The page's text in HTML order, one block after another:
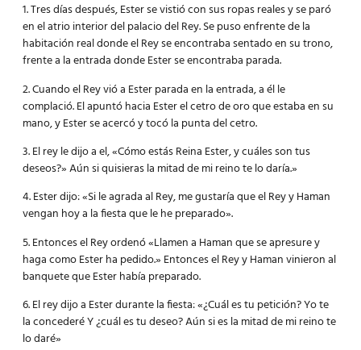
1. Tres días después, Ester se vistió con sus ropas reales y se paró
en el atrio interior del palacio del Rey. Se puso enfrente de la
habitación real donde el Rey se encontraba sentado en su trono,
frente a la entrada donde Ester se encontraba parada.
2. Cuando el Rey vió a Ester parada en la entrada, a él le
complació. El apuntó hacia Ester el cetro de oro que estaba en su
mano, y Ester se acercó y tocó la punta del cetro.
3. El rey le dijo a el, «Cómo estás Reina Ester, y cuáles son tus
deseos?» Aún si quisieras la mitad de mi reino te lo daría.»
4. Ester dijo: «Si le agrada al Rey, me gustaría que el Rey y Haman
vengan hoy a la fiesta que le he preparado».
5. Entonces el Rey ordenó «Llamen a Haman que se apresure y
haga como Ester ha pedido.» Entonces el Rey y Haman vinieron al
banquete que Ester había preparado.
6. El rey dijo a Ester durante la fiesta: «¿Cuál es tu petición? Yo te
la concederé Y ¿cuál es tu deseo? Aún si es la mitad de mi reino te
lo daré»